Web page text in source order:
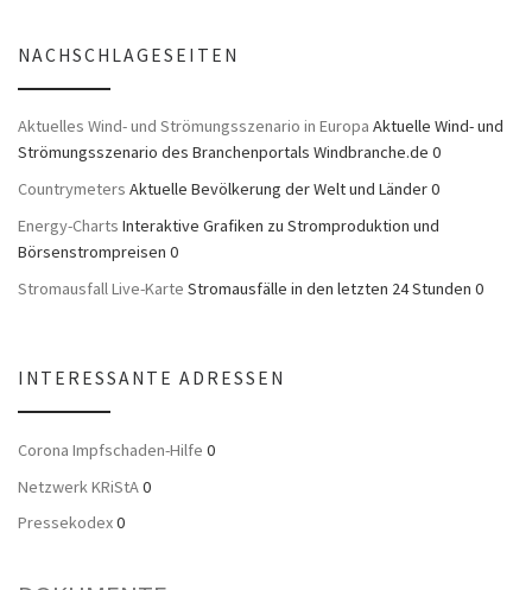
NACHSCHLAGESEITEN
Aktuelles Wind- und Strömungsszenario in Europa Aktuelle Wind- und
Strömungsszenario des Branchenportals Windbranche.de 0
Countrymeters Aktuelle Bevölkerung der Welt und Länder 0
Energy-Charts Interaktive Grafiken zu Stromproduktion und
Börsenstrompreisen 0
Stromausfall Live-Karte Stromausfälle in den letzten 24 Stunden 0
INTERESSANTE ADRESSEN
Corona Impfschaden-Hilfe 0
Netzwerk KRiStA0
Pressekodex0